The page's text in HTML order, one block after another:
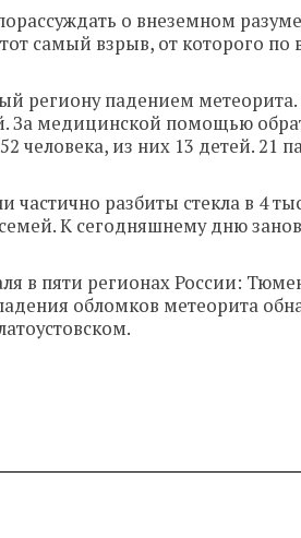
о внеземном
самый взрыв, от которого по
региону падением
медицинской помощью
из них 13 детей. 21
разбиты стекла в 4
К сегодняшнему дню
в пяти регионах России:
обломков метеорита